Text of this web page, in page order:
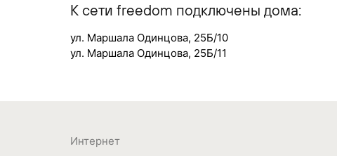
К сети freedom подключены дома:
ул. Маршала Одинцова, 25Б/10
ул. Маршала Одинцова, 25Б/11
Интернет